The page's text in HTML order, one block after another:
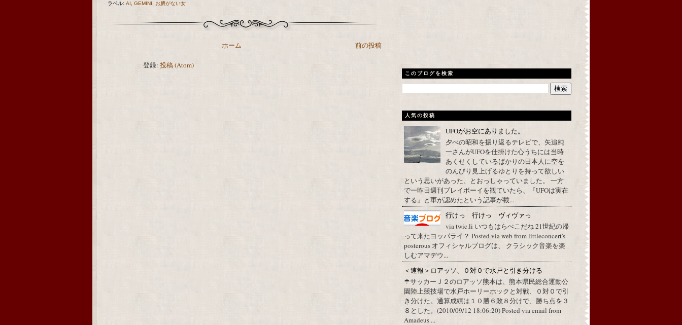
ラベル: AI, GEMINI, お臍がない女
前の投稿
ホーム
登録: 投稿 (Atom)
このブログを検索
人気の投稿
UFOがお空にありました。
夕べの昭和を振り返るテレビで、矢追純
一さんがUFOを仕掛けた心うちには当時
あくせくしているばかりの日本人に空を
のんびり見上げるゆとりを持って欲しい
という思いがあった、とおっしゃっていました。 一方
で一昨日週刊プレイボーイを観ていたら、『UFOは実在
する』と軍が認めたという記事が載...
行けっ 行けっ ヴィヴァっ
via twic.li いつもはらぺこだね 21世紀の帰
って来たヨッパライ？ Posted via web from littleconcert's
posterous オフィシャルブログは、 クラシック音楽を楽
しむアマデウ...
＜速報＞ロアッソ、０対０で水戸と引き分ける
☂サッカーＪ２のロアッソ熊本は、熊本県民総合運動公
園陸上競技場で水戸ホーリーホックと対戦、０対０で引
き分けた。通算成績は１０勝６敗８分けで、勝ち点を３
８とした。(2010/09/12 18:06:20) Posted via email from
Amadeus ...